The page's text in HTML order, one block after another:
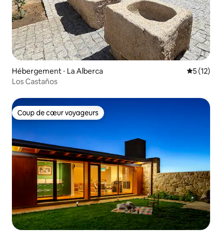
Hébergement ⋅ La Alberca
5 (12)
Los Castaños
Coup de cœur voyageurs
Coup de cœur voyageurs